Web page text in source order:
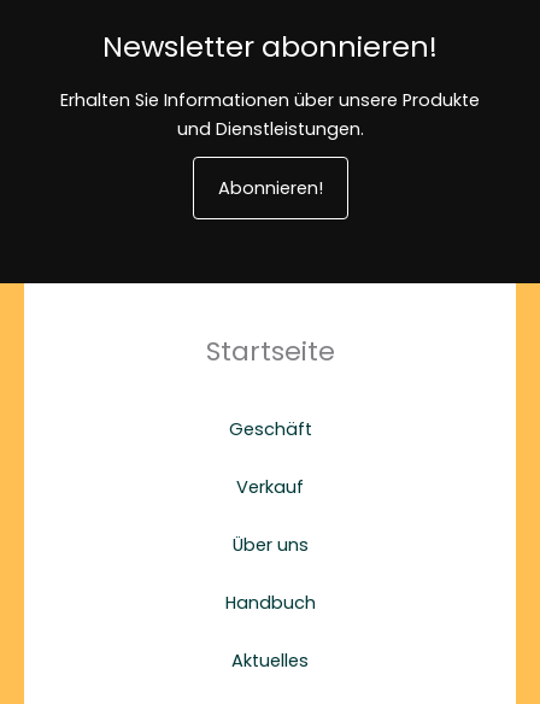
Newsletter abonnieren!
Erhalten Sie Informationen über unsere Produkte
und Dienstleistungen.
Abonnieren!
Startseite
Geschäft
Verkauf
Über uns
Handbuch
Aktuelles